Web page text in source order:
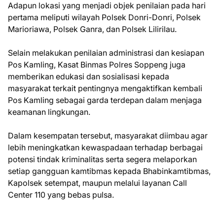
Adapun lokasi yang menjadi objek penilaian pada hari
pertama meliputi wilayah Polsek Donri-Donri, Polsek
Marioriawa, Polsek Ganra, dan Polsek Lilirilau.
Selain melakukan penilaian administrasi dan kesiapan
Pos Kamling, Kasat Binmas Polres Soppeng juga
memberikan edukasi dan sosialisasi kepada
masyarakat terkait pentingnya mengaktifkan kembali
Pos Kamling sebagai garda terdepan dalam menjaga
keamanan lingkungan.
Dalam kesempatan tersebut, masyarakat diimbau agar
lebih meningkatkan kewaspadaan terhadap berbagai
potensi tindak kriminalitas serta segera melaporkan
setiap gangguan kamtibmas kepada Bhabinkamtibmas,
Kapolsek setempat, maupun melalui layanan Call
Center 110 yang bebas pulsa.